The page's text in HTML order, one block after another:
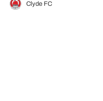
Clyde FC